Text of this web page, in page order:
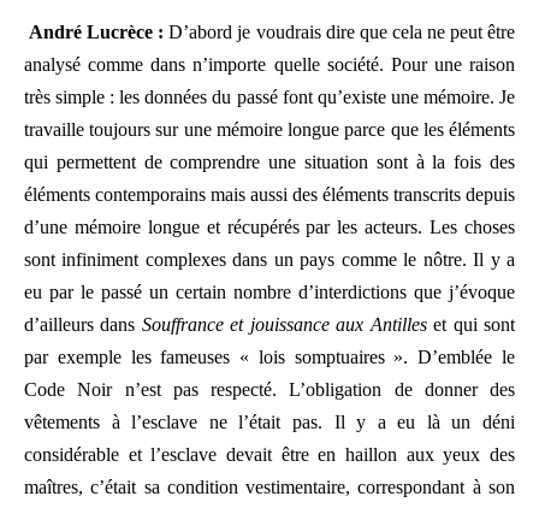
André Lucrèce :D’abord je voudrais dire que cela ne peut être
analysé comme dans n’importe quelle société. Pour une raison
très simple : les données du passé font qu’existe une mémoire. Je
travaille toujours sur une mémoire longue parce que les éléments
qui permettent de comprendre une situation sont à la fois des
éléments contemporains mais aussi des éléments transcrits depuis
d’une mémoire longue et récupérés par les acteurs. Les choses
sont infiniment complexes dans un pays comme le nôtre. Il y a
eu par le passé un certain nombre d’interdictions que j’évoque
d’ailleurs dans Souffrance et jouissance aux Antilleset qui sont
par exemple les fameuses « lois somptuaires ». D’emblée le
Code Noir n’est pas respecté. L’obligation de donner des
vêtements à l’esclave ne l’était pas. Il y a eu là un déni
considérable et l’esclave devait être en haillon aux yeux des
maîtres, c’était sa condition vestimentaire, correspondant à son